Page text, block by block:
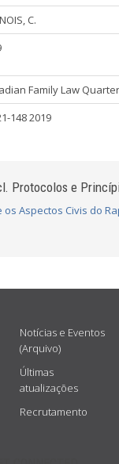
C.
Family Law
148 2019
Protocolos e
os Aspectos Civis do
Notícias e Eventos
(Arquivo)
Últimas
atualizações
Recrutamento